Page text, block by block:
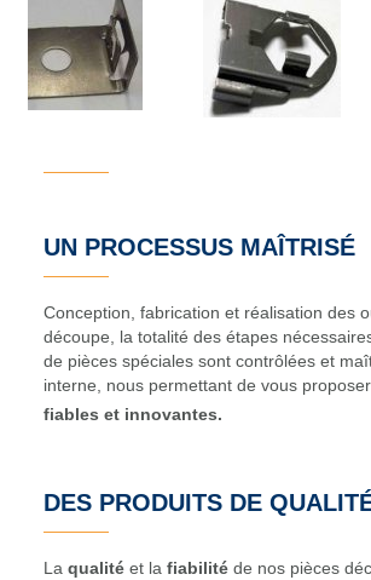
UN PROCESSUS MAÎTRISÉ
Conception, fabrication et réalisation des
découpe, la totalité des étapes
de pièces spéciales sont contrôlées et
interne, nous permettant de vous
fiables et innovantes.
DES PRODUITS DE
La qualité et la fiabilité de nos pièces